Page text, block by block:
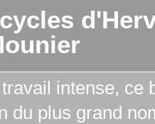
intense, ce
du plus grand